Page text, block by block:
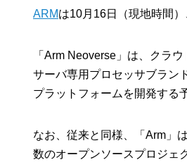
ARMは10月16日（現地時間
「Arm Neoverse」は、クラ
サーバ専用プロセッサブラン
プラットフォームを開発する
なお、従来と同様、「Arm」
数のオープンソースプロジェ